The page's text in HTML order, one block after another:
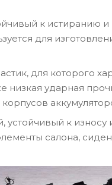
к истиранию
для
для которого
низкая ударная
корпусов
устойчивый к
салона,